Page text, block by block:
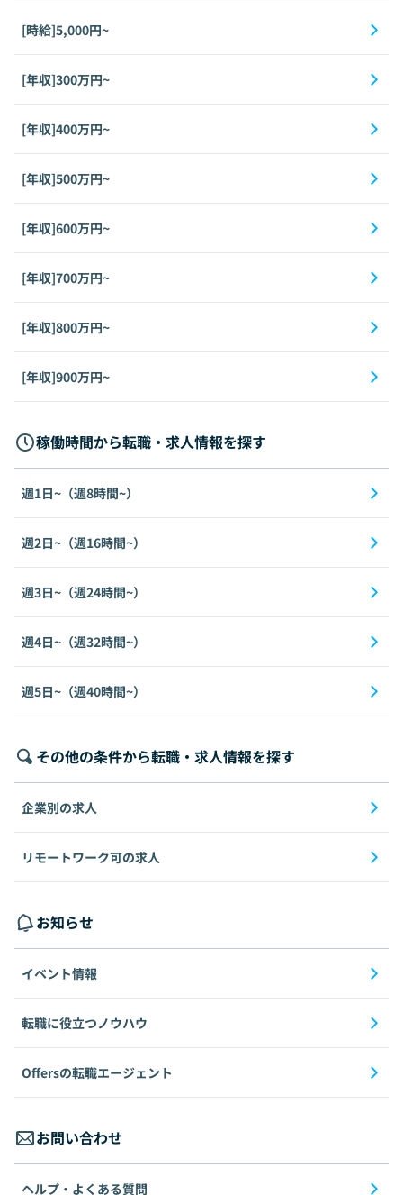
[時給]5,000円~
[年収]300万円~
[年収]400万円~
[年収]500万円~
[年収]600万円~
[年収]700万円~
[年収]800万円~
[年収]900万円~
稼働時間から転職・求人情報を探す
週1日~（週8時間~）
週2日~（週16時間~）
週3日~（週24時間~）
週4日~（週32時間~）
週5日~（週40時間~）
その他の条件から転職・求人情報を探す
企業別の求人
リモートワーク可の求人
お知らせ
イベント情報
転職に役立つノウハウ
Offersの転職エージェント
お問い合わせ
ヘルプ・よくある質問